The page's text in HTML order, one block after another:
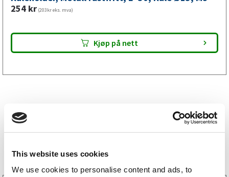
This website uses cookies
We use cookies to personalise content and ads, to
mm,
antall
254 kr (203kr eks. mva)
Kjøp på nett
Bestselgere